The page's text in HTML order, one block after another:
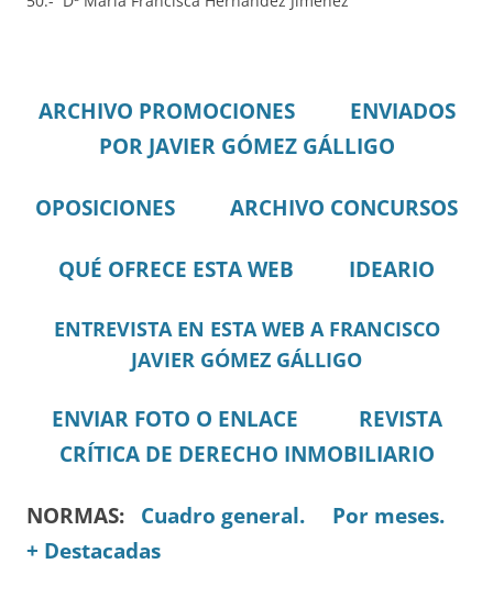
ARCHIVO PROMOCIONES
ENVIADOS
POR JAVIER GÓMEZ GÁLLIGO
OPOSICIONES ARCHIVO CONCURSOS
QUÉ OFRECE ESTA WEB IDEARIO
ENTREVISTA EN ESTA WEB A FRANCISCO
JAVIER GÓMEZ GÁLLIGO
ENVIAR FOTO O ENLACE
REVISTA
CRÍTICA DE DERECHO INMOBILIARIO
NORMAS: Cuadro general.
Por meses.
+ Destacadas